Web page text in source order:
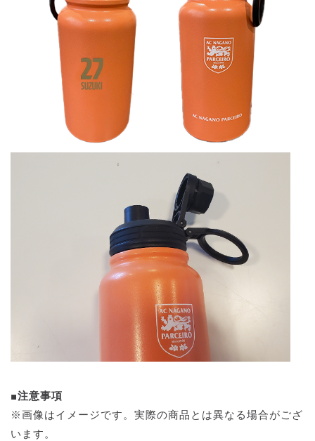
■注意事項
※画像はイメージです。実際の商品とは異なる場合がござ
います。